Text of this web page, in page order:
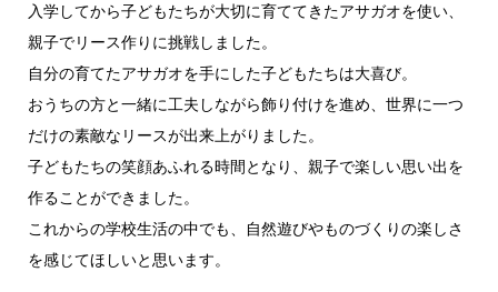
入学してから子どもたちが大切に育ててきたアサガオを使い、
親子でリース作りに挑戦しました。
自分の育てたアサガオを手にした子どもたちは大喜び。
おうちの方と一緒に工夫しながら飾り付けを進め、世界に一つ
だけの素敵なリースが出来上がりました。
子どもたちの笑顔あふれる時間となり、親子で楽しい思い出を
作ることができました。
これからの学校生活の中でも、自然遊びやものづくりの楽しさ
を感じてほしいと思います。